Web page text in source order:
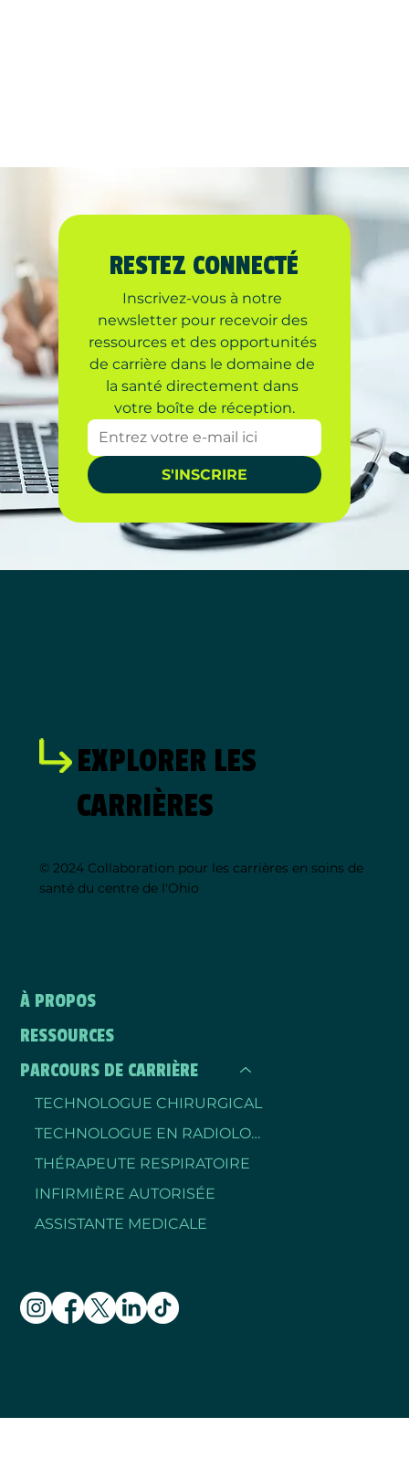
RESTEZ CONNECTÉ
Inscrivez-vous à notre
newsletter pour recevoir des
ressources et des opportunités
de carrière dans le domaine de
la santé directement dans
votre boîte de réception.
S'INSCRIRE
EXPLORER LES
CARRIÈRES
© 2024 Collaboration pour les carrières en soins de
santé du centre de l'Ohio
À PROPOS
RESSOURCES
PARCOURS DE CARRIÈRE
TECHNOLOGUE CHIRURGICAL
TECHNOLOGUE EN RADIOLOGIE
THÉRAPEUTE RESPIRATOIRE
INFIRMIÈRE AUTORISÉE
ASSISTANTE MEDICALE